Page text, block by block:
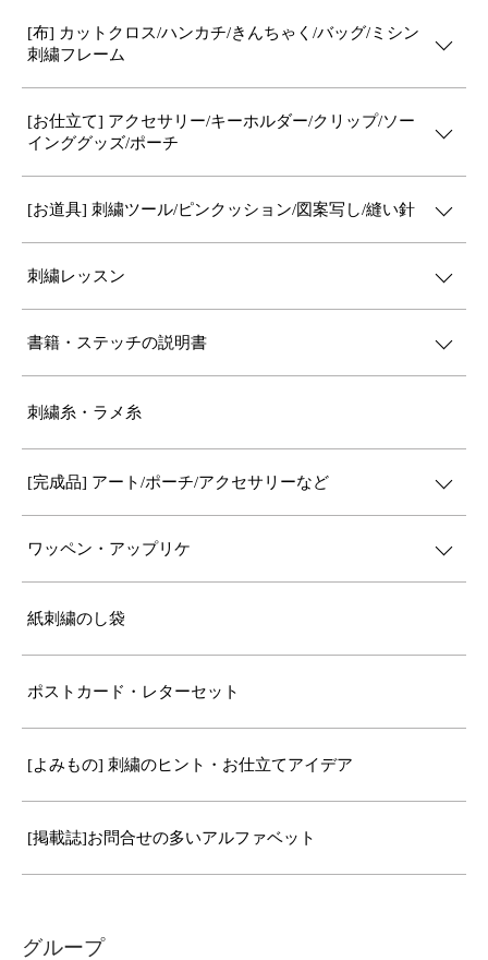
[布] カットクロス/ハンカチ/きんちゃく/バッグ/ミシン
刺繍フレーム
[お仕立て] アクセサリー/キーホルダー/クリップ/ソー
インググッズ/ポーチ
[お道具] 刺繍ツール/ピンクッション/図案写し/縫い針
刺繍レッスン
書籍・ステッチの説明書
刺繍糸・ラメ糸
[完成品] アート/ポーチ/アクセサリーなど
ワッペン・アップリケ
紙刺繍のし袋
ポストカード・レターセット
[よみもの] 刺繍のヒント・お仕立てアイデア
[掲載誌]お問合せの多いアルファベット
グループ